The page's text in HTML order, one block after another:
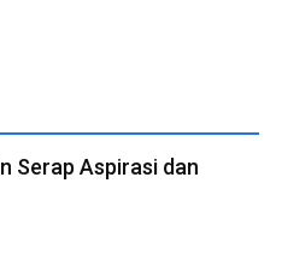
Serap Aspirasi dan